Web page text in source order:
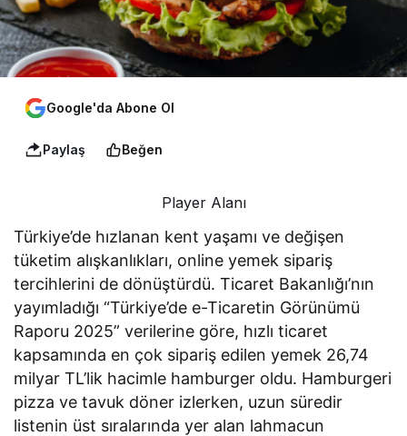
Google'da Abone Ol
Paylaş Beğen
Player Alanı
Türkiye’de hızlanan kent yaşamı ve değişen
tüketim alışkanlıkları, online yemek sipariş
tercihlerini de dönüştürdü. Ticaret Bakanlığı’nın
yayımladığı “Türkiye’de e-Ticaretin Görünümü
Raporu 2025” verilerine göre, hızlı ticaret
kapsamında en çok sipariş edilen yemek 26,74
milyar TL’lik hacimle hamburger oldu. Hamburgeri
pizza ve tavuk döner izlerken, uzun süredir
listenin üst sıralarında yer alan lahmacun